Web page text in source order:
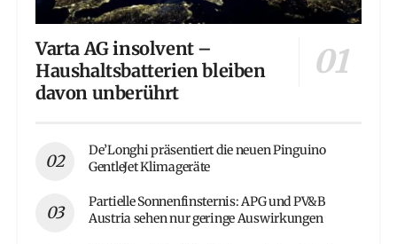
Varta AG insolvent –
Haushaltsbatterien bleiben
davon unberührt
De’Longhi präsentiert die neuen Pinguino
GentleJet Klimageräte
Partielle Sonnenfinsternis: APG und PV&B
Austria sehen nur geringe Auswirkungen